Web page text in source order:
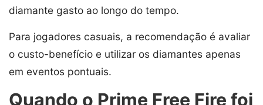
diamante gasto ao longo do tempo.
Para jogadores casuais, a recomendação é avaliar
o custo-benefício e utilizar os diamantes apenas
em eventos pontuais.
Quando o Prime Free Fire foi